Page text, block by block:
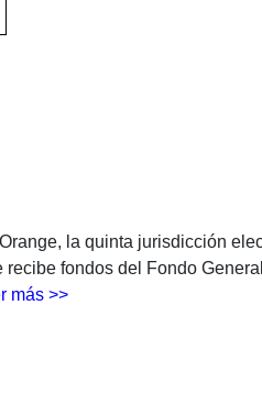
la quinta jurisdicción
fondos del Fondo
más >>